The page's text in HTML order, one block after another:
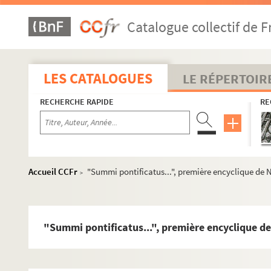
Catalogue collectif de
LES CATALOGUES LE
RECHERCHE RAPIDE
Accueil CCFr >
"Summi pontificatus...", première encyclique de
"Summi pontificatus...", première encyclique
Drôle de jeu
Bon pied bon oeil
MS VAI 3b, 4.
et